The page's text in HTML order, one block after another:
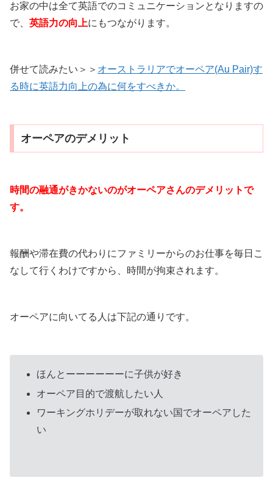
お家の中は全て英語でのコミュニケーションとなりますの
で、 英語力の向上にもつながります。
併せて読みたい＞＞ オーストラリアでオーペア(Au Pair)す
る時に英語力向上の為に何をすべきか。
オーペアのデメリット
時間の融通がきかないのがオーペアさんのデメリットで
す。
報酬や滞在費の代わりにファミリーからのお仕事を毎日こ
なして行くわけですから、時間が拘束されます。
オーペアに向いてる人は下記の通りです。
ほんとーーーーーーに子供が好き
オーペア目的で渡航したい人
ワーキングホリデーが取れない国でオーペアした
い